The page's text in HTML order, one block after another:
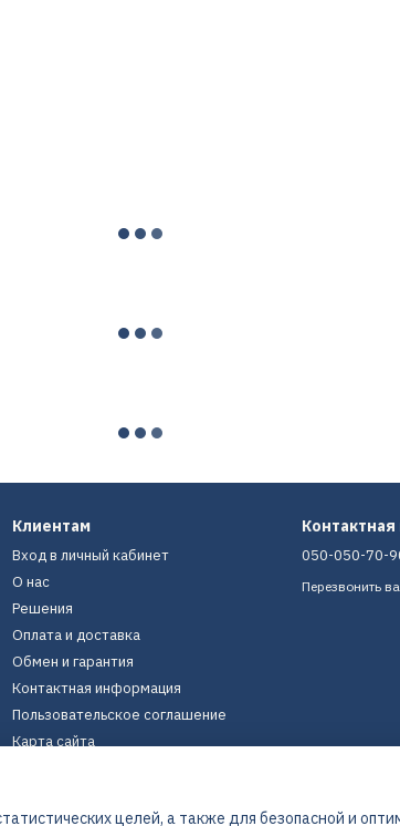
Клиентам
Вход в личный кабинет
О нас
Решения
Оплата и доставка
Обмен и гарантия
Контактная информация
Пользовательское соглашение
Карта сайта
050-050-70-
Перезвонить
целей, а также для безопасной и